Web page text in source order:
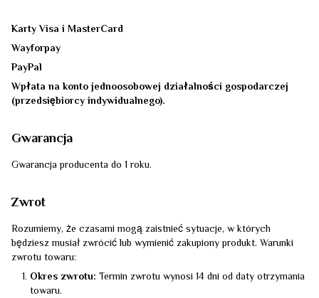
Karty Visa i MasterCard
Wayforpay
PayPal
Wpłata na konto jednoosobowej działalności gospodarczej
(przedsiębiorcy indywidualnego).
Gwarancja
Gwarancja producenta do 1 roku.
Zwrot
Rozumiemy, że czasami mogą zaistnieć sytuacje, w których
będziesz musiał zwrócić lub wymienić zakupiony produkt. Warunki
zwrotu towaru:
Okres zwrotu: Termin zwrotu wynosi 14 dni od daty otrzymania
towaru.